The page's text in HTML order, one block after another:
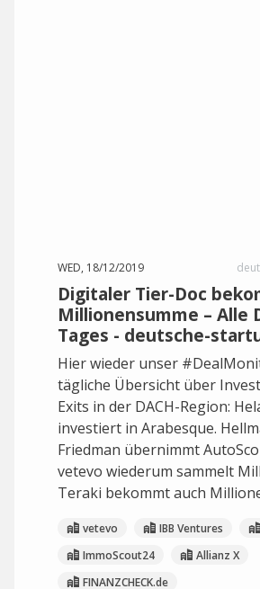
WED, 18/12/2019
Digitaler Tier-Doc
Millionensumme – Alle
Tages - deutsche-
Hier wieder unser
tägliche Übersicht über
Exits in der DACH-Region:
investiert in Arabesque.
Friedman übernimmt
vetevo wiederum sammelt
Teraki bekommt auch
vetevo IBB Ventures
ImmoScout24
Allianz X
FINANZCHECK.de